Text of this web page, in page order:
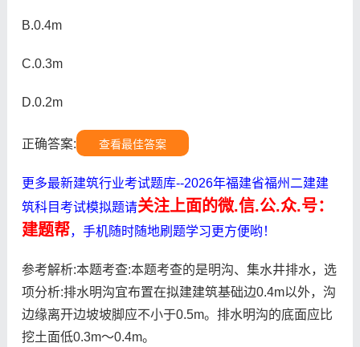
B.0.4m
C.0.3m
D.0.2m
正确答案: 查看最佳答案
更多最新建筑行业考试题库--2026年福建省福州二建建
筑科目考试模拟题请关注上面的微.信.公.众.号：
建题帮，手机随时随地刷题学习更方便哟！
参考解析:本题考查:本题考查的是明沟、集水井排水，选
项分析:排水明沟宜布置在拟建建筑基础边0.4m以外，沟
边缘离开边坡坡脚应不小于0.5m。排水明沟的底面应比
挖土面低0.3m～0.4m。